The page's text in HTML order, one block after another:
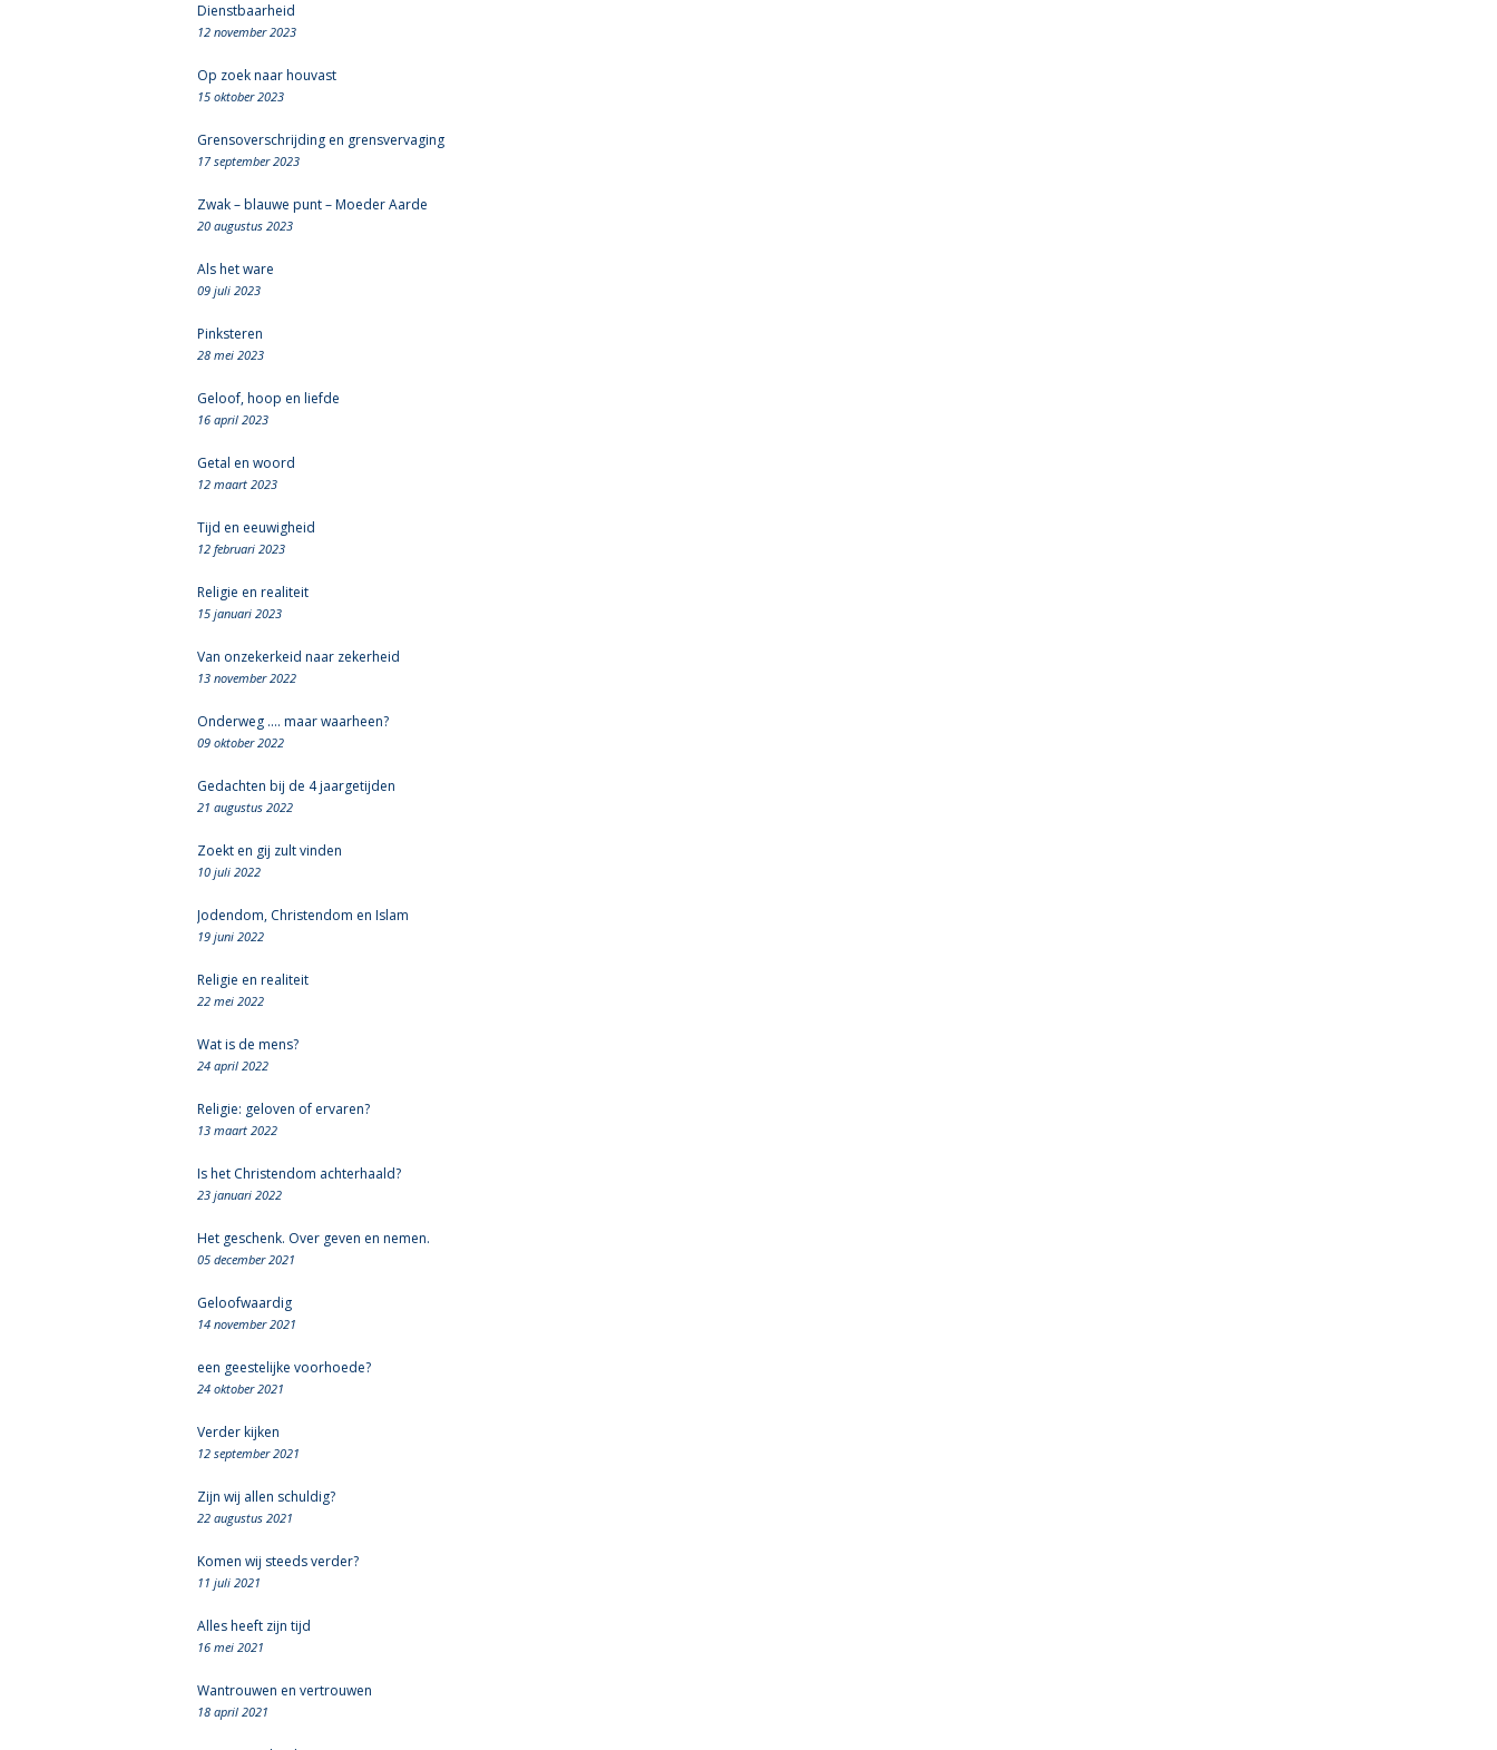
Dienstbaarheid
12 november 2023
Op zoek naar houvast
15 oktober 2023
Grensoverschrijding en grensvervaging
17 september 2023
Zwak – blauwe punt – Moeder Aarde
20 augustus 2023
Als het ware
09 juli 2023
Pinksteren
28 mei 2023
Geloof, hoop en liefde
16 april 2023
Getal en woord
12 maart 2023
Tijd en eeuwigheid
12 februari 2023
Religie en realiteit
15 januari 2023
Van onzekerkeid naar zekerheid
13 november 2022
Onderweg .... maar waarheen?
09 oktober 2022
Gedachten bij de 4 jaargetijden
21 augustus 2022
Zoekt en gij zult vinden
10 juli 2022
Jodendom, Christendom en Islam
19 juni 2022
Religie en realiteit
22 mei 2022
Wat is de mens?
24 april 2022
Religie: geloven of ervaren?
13 maart 2022
Is het Christendom achterhaald?
23 januari 2022
Het geschenk. Over geven en nemen.
05 december 2021
Geloofwaardig
14 november 2021
een geestelijke voorhoede?
24 oktober 2021
Verder kijken
12 september 2021
Zijn wij allen schuldig?
22 augustus 2021
Komen wij steeds verder?
11 juli 2021
Alles heeft zijn tijd
16 mei 2021
Wantrouwen en vertrouwen
18 april 2021